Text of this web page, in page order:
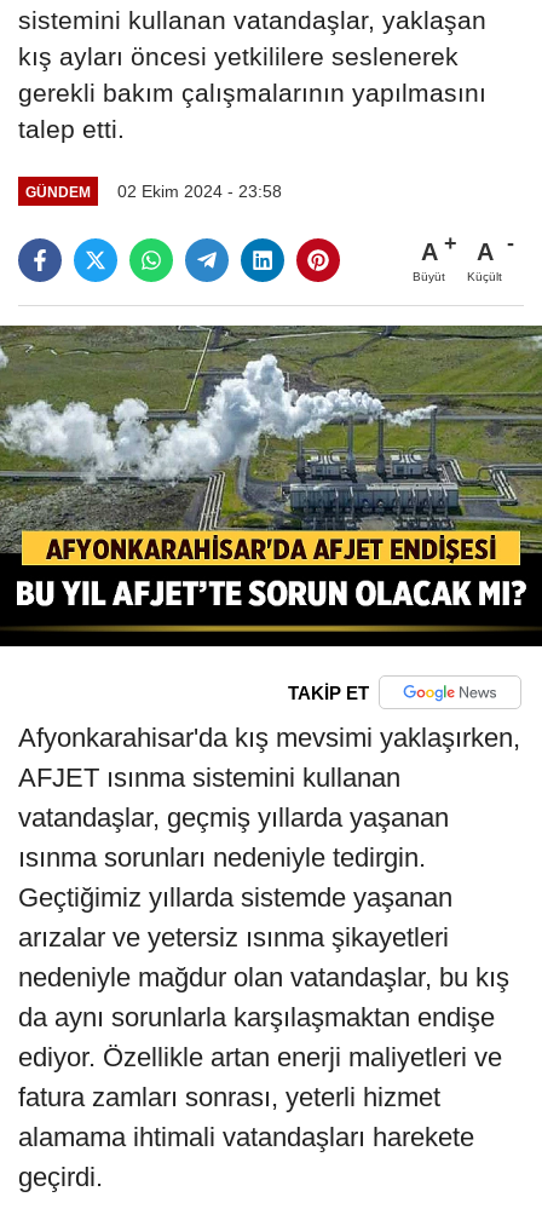
sistemini kullanan vatandaşlar, yaklaşan
kış ayları öncesi yetkililere seslenerek
gerekli bakım çalışmalarının yapılmasını
talep etti.
GÜNDEM 02 Ekim 2024 - 23:58
A
Büyüt
A
Küçült
TAKİP ET
Afyonkarahisar'da kış mevsimi yaklaşırken,
AFJET ısınma sistemini kullanan
vatandaşlar, geçmiş yıllarda yaşanan
ısınma sorunları nedeniyle tedirgin.
Geçtiğimiz yıllarda sistemde yaşanan
arızalar ve yetersiz ısınma şikayetleri
nedeniyle mağdur olan vatandaşlar, bu kış
da aynı sorunlarla karşılaşmaktan endişe
ediyor. Özellikle artan enerji maliyetleri ve
fatura zamları sonrası, yeterli hizmet
alamama ihtimali vatandaşları harekete
geçirdi.